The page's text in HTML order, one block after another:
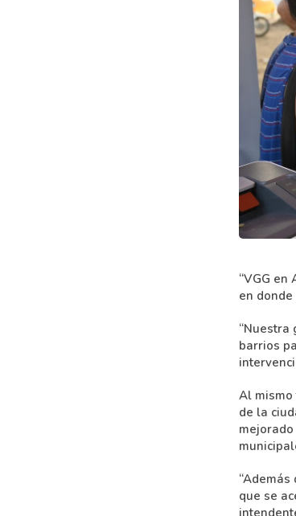
“VGG
en
barrios
Al mismo
de la
que se